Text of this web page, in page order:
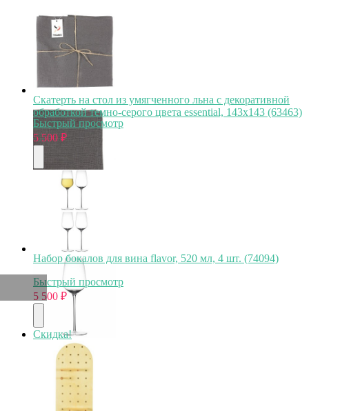
Скатерть на стол из умягченного льна с декоративной
обработкой темно-серого цвета essential, 143х143 (63463)
Быстрый просмотр
5 500 ₽
Набор бокалов для вина flavor, 520 мл, 4 шт. (74094)
Быстрый просмотр
5 500 ₽
Скидка!